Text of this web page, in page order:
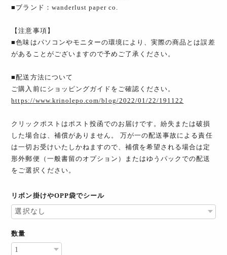
■ブランド：wanderlust paper co.
【注意事項】
■色味はパソコンやモニターの環境により、実際の商品とは誤差
があることがございますので予めご了承ください。
■配送方法について
ご購入前にショッピングガイドをご確認ください。
https://www.krinolepo.com/blog/2022/01/22/191122
クリックポストはポスト投函でのお届けです。紛失または破損
した場合は、補償がありません。 万が一の配送事故による責任
は一切お受けいたしかねますので、補償を希望される場合は定
形外郵便（一般書留のオプション）またはゆうパックでの配送
をご選択ください。
リボン掛けやOPP袋でシール
数量